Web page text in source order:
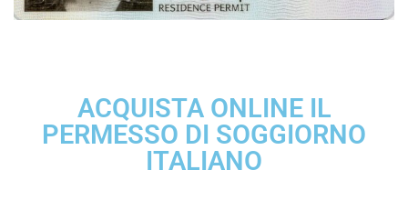
ACQUISTA ONLINE IL
PERMESSO DI SOGGIORNO
ITALIANO